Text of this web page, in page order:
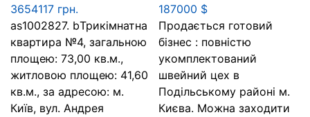
3654117 грн.
as1002827. bТрикімнатна
квартира №4, загальною
площею: 73,00 кв.м.,
житловою площею: 41,60
кв.м., за адресою: м.
Київ, вул. Андрея
187000 $
Продається готовий
бізнес : повністю
укомплектований
швейний цех в
Подільському районі м.
Києва. Можна заходити